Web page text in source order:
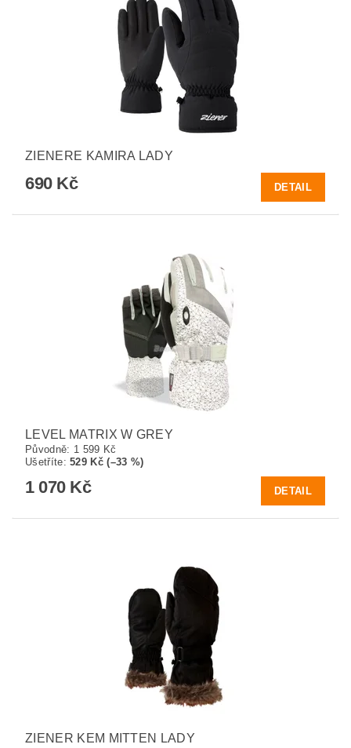
ZIENERE KAMIRA LADY
690 Kč DETAIL
LEVEL MATRIX W GREY
Původně: 1 599 Kč
Ušetříte:529 Kč (–33 %)
1 070 Kč DETAIL
ZIENER KEM MITTEN LADY